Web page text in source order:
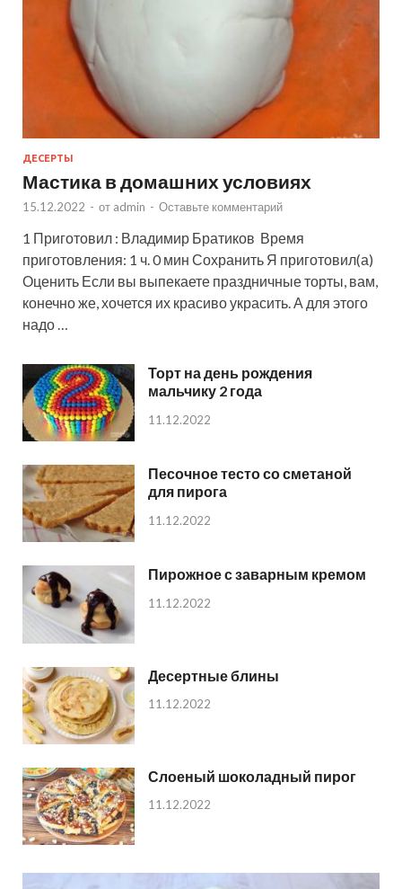
ДЕСЕРТЫ
Мастика в домашних условиях
15.12.2022 - от admin - Оставьте комментарий
1 Приготовил : Владимир Братиков Время
приготовления: 1 ч. 0 мин Сохранить Я приготовил(а)
Оценить Если вы выпекаете праздничные торты, вам,
конечно же, хочется их красиво украсить. А для этого
надо …
Торт на день рождения
мальчику 2 года
11.12.2022
Песочное тесто со сметаной
для пирога
11.12.2022
Пирожное с заварным кремом
11.12.2022
Десертные блины
11.12.2022
Слоеный шоколадный пирог
11.12.2022